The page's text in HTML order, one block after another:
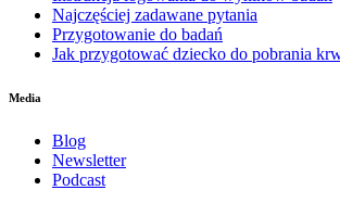
Najczęściej zadawane pytania
Przygotowanie do badań
Jak przygotować dziecko do pobrania
Media
Blog
Newsletter
Podcast